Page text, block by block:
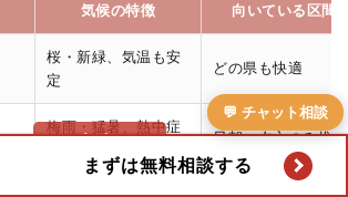
気候の特徴 向いている区間
桜・新緑、気温も安
定
どの県も快適
梅雨・猛暑、熱中症
早朝・夕方のみ推奨
まずは無料相談する
💬 チャット相談